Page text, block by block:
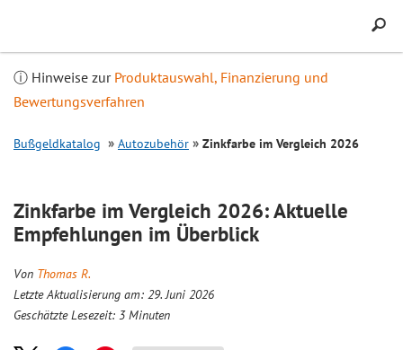
ⓘ Hinweise zur Produktauswahl, Finanzierung und
Bewertungsverfahren
Bußgeldkatalog Autozubehör Zinkfarbe im Vergleich 2026
Zinkfarbe im Vergleich 2026: Aktuelle
Empfehlungen im Überblick
Von Thomas R.
Letzte Aktualisierung am: 29. Juni 2026
Geschätzte Lesezeit: 3 Minuten